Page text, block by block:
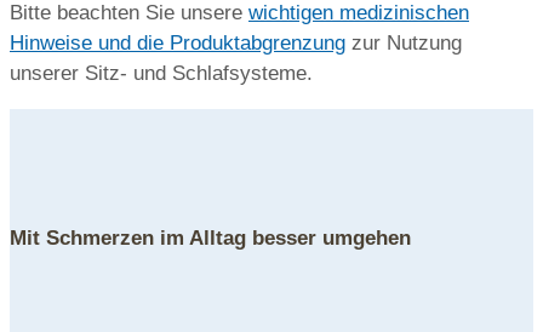
Bitte beachten Sie unsere wichtigen medizinischen
Hinweise und die Produktabgrenzung zur Nutzung
unserer Sitz- und Schlafsysteme.
Mit Schmerzen im Alltag besser umgehen